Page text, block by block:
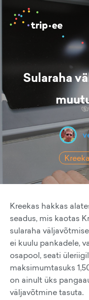
Sularaha
Kreeka
Kreekas hakkas
seadus, mis kaotas
sularaha
ei kuulu pankadele,
osapool, seati
maksimumtasuks
on ainult üks
väljavõtmine tasuta.